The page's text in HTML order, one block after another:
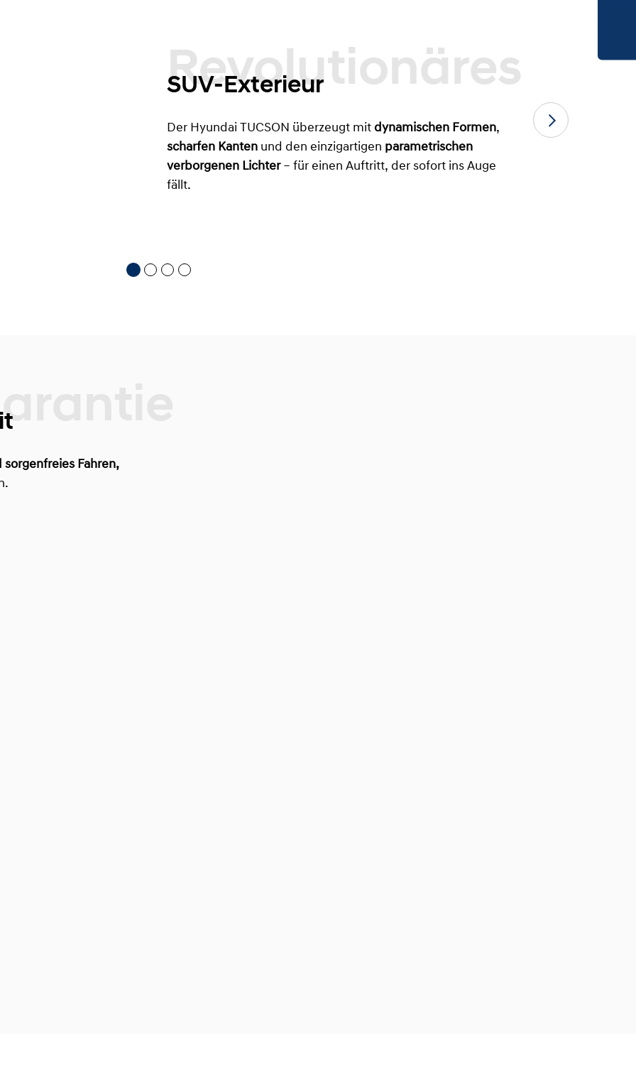
Revolutionäres
SUV-Exterieur
Der Hyundai TUCSON überzeugt mit dynamischen Formen,
scharfen Kanten und den einzigartigen parametrischen
verborgenen Lichter– für einen Auftritt, der sofort ins Auge
fällt.
Fahren,